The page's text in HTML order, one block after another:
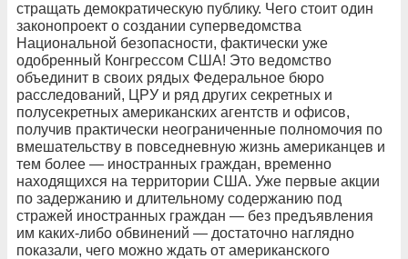
стращать демократическую публику. Чего стоит один
законопроект о создании суперведомства
Национальной безопасности, фактически уже
одобренный Конгрессом США! Это ведомство
объединит в своих рядых Федеральное бюро
расследований, ЦРУ и ряд других секретных и
полусекретных американских агентств и офисов,
получив практически неограниченные полномочия по
вмешательству в повседневную жизнь американцев и
тем более — иностранных граждан, временно
находящихся на территории США. Уже первые акции
по задержанию и длительному содержанию под
стражей иностранных граждан — без предъявления
им каких-либо обвинений — достаточно наглядно
показали, чего можно ждать от американского